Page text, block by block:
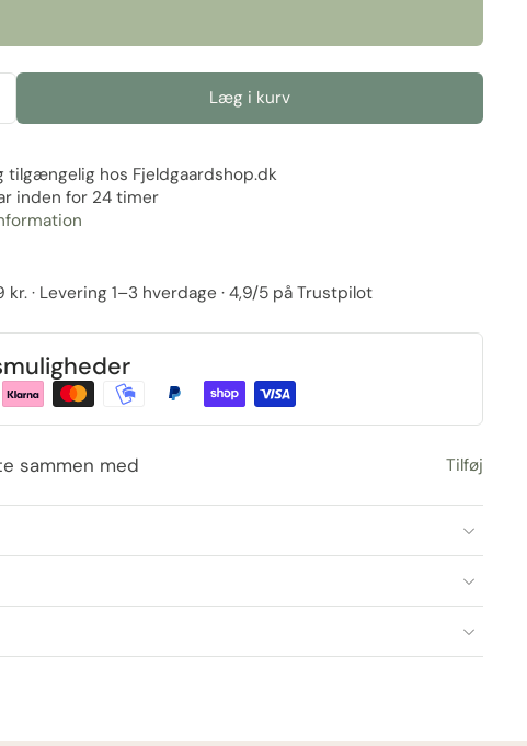
Læg i kurv
tilgængelig hos Fjeldgaardshop.dk
inden for 24 timer
· Levering 1–3 hverdage · 4,9/5 på Trustpilot
sammen med Tilføj